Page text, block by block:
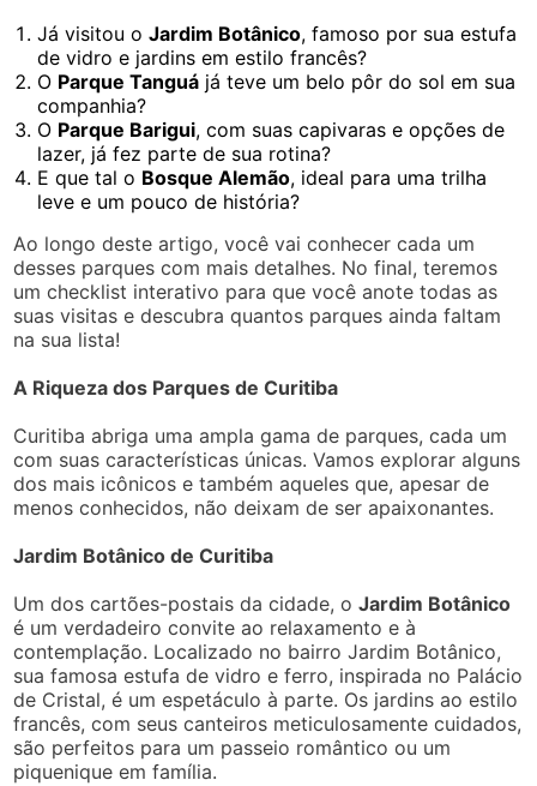
Já visitou oJardim Botânico, famoso por sua estufa
de vidro e jardins em estilo francês?
O Parque Tanguá já teve um belo pôr do sol em sua
companhia?
O Parque Barigui, com suas capivaras e opções de
lazer, já fez parte de sua rotina?
E que tal o Bosque Alemão, ideal para uma trilha
leve e um pouco de história?
Ao longo deste artigo, você vai conhecer cada um
desses parques com mais detalhes. No final, teremos
um checklist interativo para que você anote todas as
suas visitas e descubra quantos parques ainda faltam
na sua lista!
A Riqueza dos Parques de Curitiba
Curitiba abriga uma ampla gama de parques, cada um
com suas características únicas. Vamos explorar alguns
dos mais icônicos e também aqueles que, apesar de
menos conhecidos, não deixam de ser apaixonantes.
Jardim Botânico de Curitiba
Um dos cartões-postais da cidade, oJardim Botânico
é um verdadeiro convite ao relaxamento e à
contemplação. Localizado no bairro Jardim Botânico,
sua famosa estufa de vidro e ferro, inspirada no Palácio
de Cristal, é um espetáculo à parte. Os jardins ao estilo
francês, com seus canteiros meticulosamente cuidados,
são perfeitos para um passeio romântico ou um
piquenique em família.